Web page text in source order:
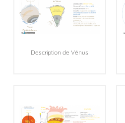
Description de Vénus